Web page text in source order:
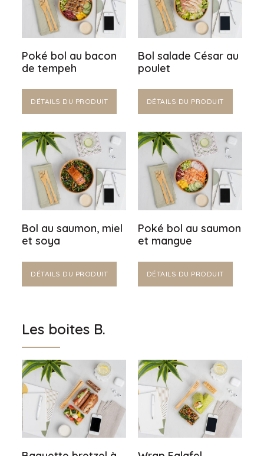
Poké bol au bacon
de tempeh
DÉTAILS DU PRODUIT
Bol salade César au
poulet
DÉTAILS DU PRODUIT
Bol au saumon, miel
et soya
DÉTAILS DU PRODUIT
Poké bol au saumon
et mangue
DÉTAILS DU PRODUIT
Les boites B.